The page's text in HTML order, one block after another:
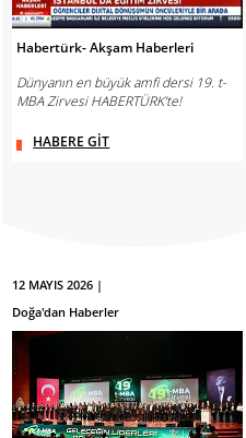
Habertürk- Akşam Haberleri
Dünyanın en büyük amfi dersi 19. t-
MBA Zirvesi HABERTÜRK’te!
HABERE GİT
12 MAYIS 2026 |
Doğa'dan Haberler